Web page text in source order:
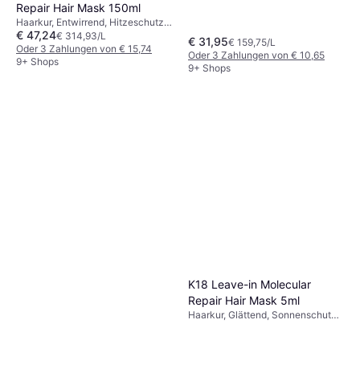
Repair Hair Mask 150ml
Haarkur, Entwirrend, Hitzeschutz,
Stärkend, Anti-Frizz,
Weichmachend, Ohne Ausspülen,
Glanz, Glättend, Reparierend,
€ 47,24€ 314,93/L
Oder 3 Zahlungen von € 15,74
9+ Shops
€ 31,95€ 159,75/L
Oder 3 Zahlungen von € 10,65
9+ Shops
K18 Leave-in Molecular
Repair Hair Mask 5ml
Haarkur, Glättend, Sonnenschutz,